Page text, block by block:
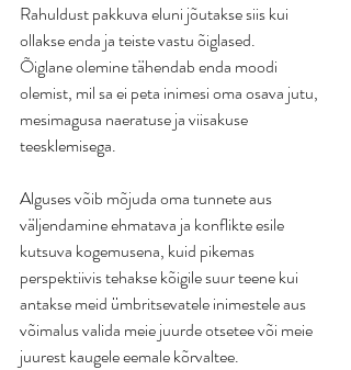
Rahuldust pakkuva eluni jõutakse siis kui
ollakse enda ja teiste vastu õiglased.
Õiglane olemine tähendab enda moodi
olemist, mil sa ei peta inimesi oma osava jutu,
mesimagusa naeratuse ja viisakuse
teesklemisega.
Alguses võib mõjuda oma tunnete aus
väljendamine ehmatava ja konflikte esile
kutsuva kogemusena, kuid pikemas
perspektiivis tehakse kõigile suur teene kui
antakse meid ümbritsevatele inimestele aus
võimalus valida meie juurde otsetee või meie
juurest kaugele eemale kõrvaltee.